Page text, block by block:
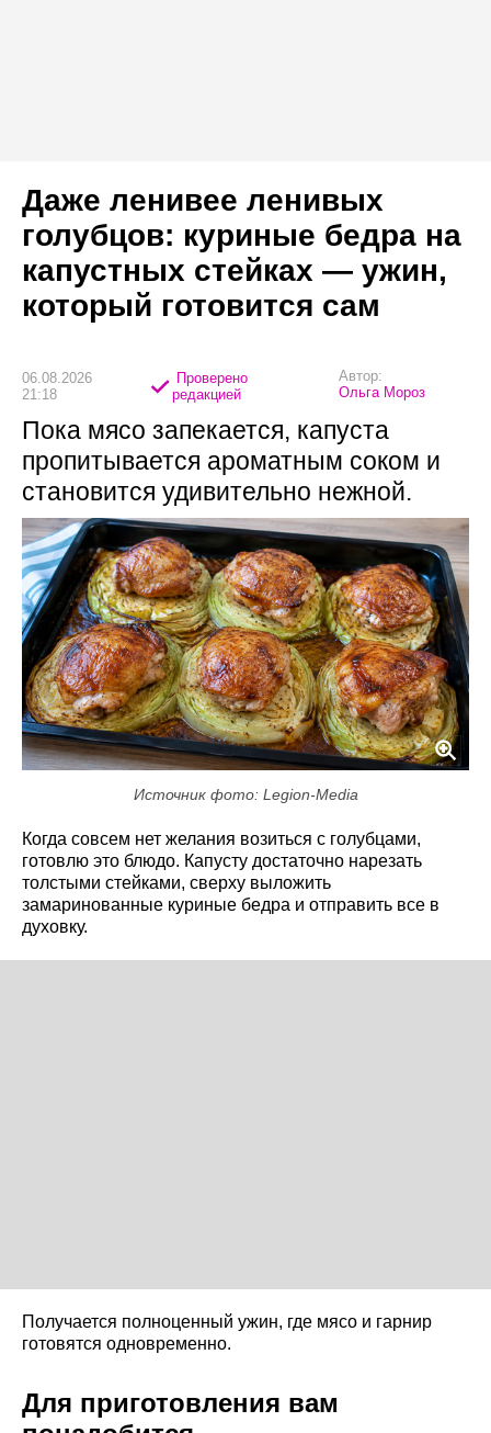
Даже ленивее ленивых
голубцов: куриные бедра на
капустных стейках — ужин,
который готовится сам
06.08.2026
21:18
Проверено
редакцией
Автор:
Ольга Мороз
Пока мясо запекается, капуста
пропитывается ароматным соком и
становится удивительно нежной.
Источник фото: Legion-Media
Когда совсем нет желания возиться с голубцами,
готовлю это блюдо. Капусту достаточно нарезать
толстыми стейками, сверху выложить
замаринованные куриные бедра и отправить все в
духовку.
Получается полноценный ужин, где мясо и гарнир
готовятся одновременно.
Для приготовления вам